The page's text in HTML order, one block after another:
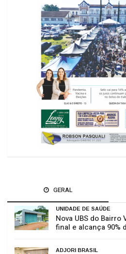
GERAL
UNIDADE DE SAÚDE
Nova UBS do Bairro
final e alcança 90%
ADJORI BRASIL